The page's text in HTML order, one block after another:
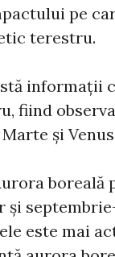
pe
terestru.
informații
fiind
și
boreală
este mai